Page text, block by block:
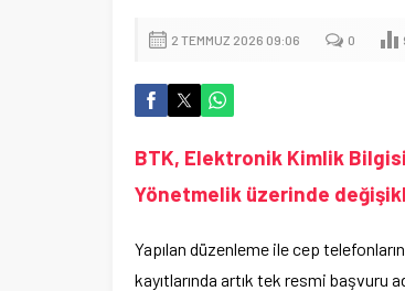
2 TEMMUZ 2026 09:06 0
BTK, Elektronik Kimlik
Yönetmelik üzerinde
Yapılan düzenleme ile cep
kayıtlarında artık tek resmi başvuru